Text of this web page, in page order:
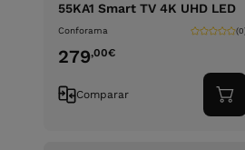
55KA1 Smart TV 4K UHD LED
Conforama
279,00€
Comparar
ao